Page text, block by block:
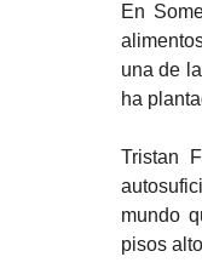
En
una de
ha
Tristan
mundo
pisos